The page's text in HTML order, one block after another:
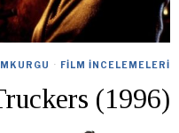
· FILM İNCELEMELERI
(1996)